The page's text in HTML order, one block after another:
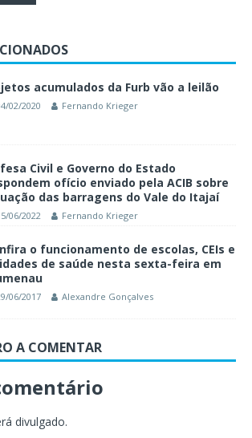
acumulados da Furb vão a leilão
02/2020 Fernando Krieger
Civil e Governo do Estado
ofício enviado pela ACIB sobre
das barragens do Vale do Itajaí
06/2022 Fernando Krieger
o funcionamento de escolas, CEIs e
de saúde nesta sexta-feira em
06/2017 Alexandre Gonçalves
A COMENTAR
divulgado.